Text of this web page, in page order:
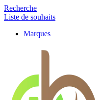
Recherche
Liste de souhaits
Marques